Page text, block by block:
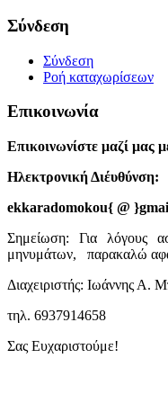
Σύνδεση
Σύνδεση
Ροή καταχωρίσεων
Επικοινωνία
Επικοινωνίστε μαζί μας
Ηλεκτρονική Διέυθύνση:
ekkaradomokou{ @
Σημείωση: Για λόγους
μηνυμάτων, παρακαλώ
Διαχειριστής: Ιωάννης Α.
τηλ. 6937914658
Σας Ευχαριστούμε!